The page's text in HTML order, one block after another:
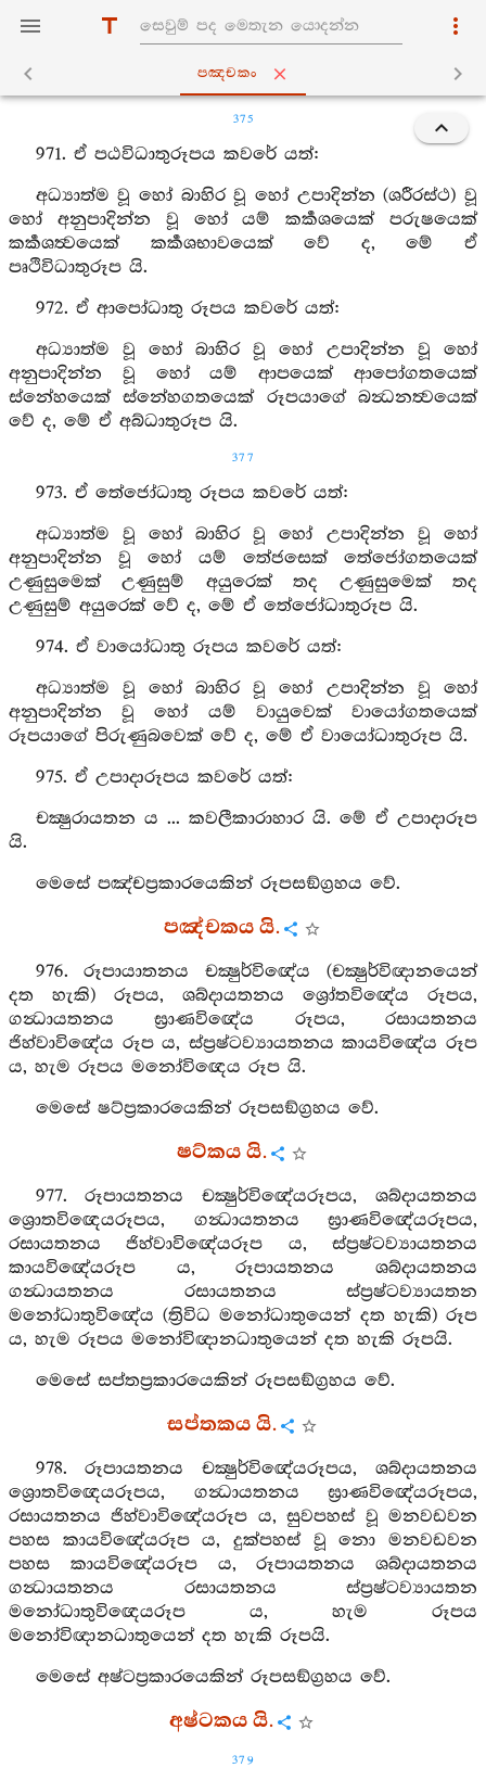
පඤ‍්චකං
375
971. ඒ පඨවිධාතුරූපය කවරේ යත්:
අධ්‍යාත්ම වූ හෝ බාහිර වූ හෝ උපාදින්න (ශරීරස්ථ) වූ
හෝ අනුපාදින්න වූ හෝ යම් කර්‍කශයෙක් පරුෂයෙක්
කර්‍කශත්‍වයෙක් කර්‍කශභාවයෙක් වේ ද, මේ ඒ
පෘථිවිධාතුරූප යි.
972. ඒ ආපෝධාතු රූපය කවරේ යත්:
අධ්‍යාත්ම වූ හෝ බාහිර වූ හෝ උපාදින්න වූ හෝ
අනුපාදින්න වූ හෝ යම් ආපයෙක් ආපෝගතයෙක්
ස්නේහයෙක් ස්නේහගතයෙක් රූපයාගේ බන්‍ධනත්‍වයෙක්
වේ ද, මේ ඒ අබ්ධාතුරූප යි.
377
973. ඒ තේජෝධාතු රූපය කවරේ යත්:
අධ්‍යාත්ම වූ හෝ බාහිර වූ හෝ උපාදින්න වූ හෝ
අනුපාදින්න වූ හෝ යම් තේජසෙක් තේජෝගතයෙක්
උණුසුමෙක් උණුසුම් අයුරෙක් තද උණුසුමෙක් තද
උණුසුම් අයුරෙක් වේ ද, මේ ඒ තේජෝධාතුරූප යි.
974. ඒ වායෝධාතු රූපය කවරේ යත්:
අධ්‍යාත්ම වූ හෝ බාහිර වූ හෝ උපාදින්න වූ හෝ
අනුපාදින්න වූ හෝ යම් වායුවෙක් වායෝගතයෙක්
රූපයාගේ පිරුණුබවෙක් වේ ද, මේ ඒ වායෝධාතුරූප යි.
975. ඒ උපාදාරූපය කවරේ යත්:
චක්‍ෂුරායතන ය ... කවලීකාරාහාර යි. මේ ඒ උපාදාරූප
යි.
මෙසේ පඤ්චප්‍රකාරයෙකින් රූපසඞ්ග්‍රහය වේ.
පඤ්චකය යි.
976. රූපායාතනය චක්‍ෂුර්විඥේය (චක්‍ෂුර්විඥානයෙන්
දත හැකි) රූපය, ශබ්දායතනය ශ්‍රෝතවිඥේය රූපය,
ගන්‍ධායතනය ඝ්‍රාණවිඥේය රූපය, රසායතනය
ජිහ්වාවිඥේය රූප ය, ස්ප්‍රෂ්ටව්‍යායතනය කායවිඥේය රූප
ය, හැම රූපය මනෝවිඥෙය රූප යි.
මෙසේ ෂට්ප්‍රකාරයෙකින් රූපසඞ්ග්‍රහය වේ.
ෂට්කය යි.
977. රූපායතනය චක්‍ෂුර්විඥේයරූපය, ශබ්දායතනය
ශ්‍රොතවිඥෙයරූපය, ගන්‍ධායතනය ඝ්‍රාණවිඥේයරූපය,
රසායතනය ජිහ්වාවිඥේයරූප ය, ස්ප්‍රෂ්ටව්‍යායතනය
කායවිඥේයරූප ය, රූපායතනය ශබ්දායතනය
ගන්‍ධායතනය රසායතනය ස්ප්‍රෂ්ටව්‍යායතන
මනෝධාතුවිඥේය (ත්‍රිවිධ මනෝධාතුයෙන් දත හැකි) රූප
ය, හැම රූපය මනෝවිඥානධාතුයෙන් දත හැකි රූපයි.
මෙසේ සප්තප්‍රකාරයෙකින් රූපසඞ්ග්‍රහය වේ.
සප්තකය යි.
978. රූපායතනය චක්‍ෂුර්විඥේයරූපය, ශබ්දායතනය
ශ්‍රොතවිඥෙයරූපය, ගන්‍ධායතනය ඝ්‍රාණවිඥේයරූපය,
රසායතනය ජිහ්වාවිඥේයරූප ය, සුවපහස් වූ මනවඩවන
පහස කායවිඥේයරූප ය, දුක්පහස් වූ නො මනවඩවන
පහස කායවිඥේයරූප ය, රූපායතනය ශබ්දායතනය
ගන්‍ධායතනය රසායතනය ස්ප්‍රෂ්ටව්‍යායතන
මනෝධාතුවිඥෙයරූප ය, හැම රූපය
මනෝවිඥානධාතුයෙන් දත හැකි රූපයි.
මෙසේ අෂ්ටප්‍රකාරයෙකින් රූපසඞ්ග්‍රහය වේ.
අෂ්ටකය යි.
379